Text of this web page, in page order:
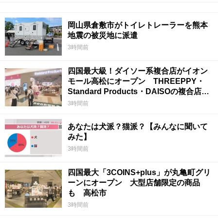
岡山県倉敷市がトイレトレーラーを熊本
地震の被災地に派遣
3時間前
四国最大級！ダイソー系複合店がイオン
モール高松にオープン THREEPPY・
Standard Products・DAISOの複合店は
香川県初
3時間前
あなたは犬派？猫派？【みんなに聞いて
みた】
3時間前
四国最大「3COINS+plus」が丸亀町グリ
ーンにオープン 大型店舗限定の商品
も 高松市
3時間前